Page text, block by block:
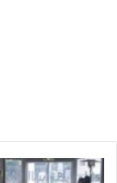
تونس